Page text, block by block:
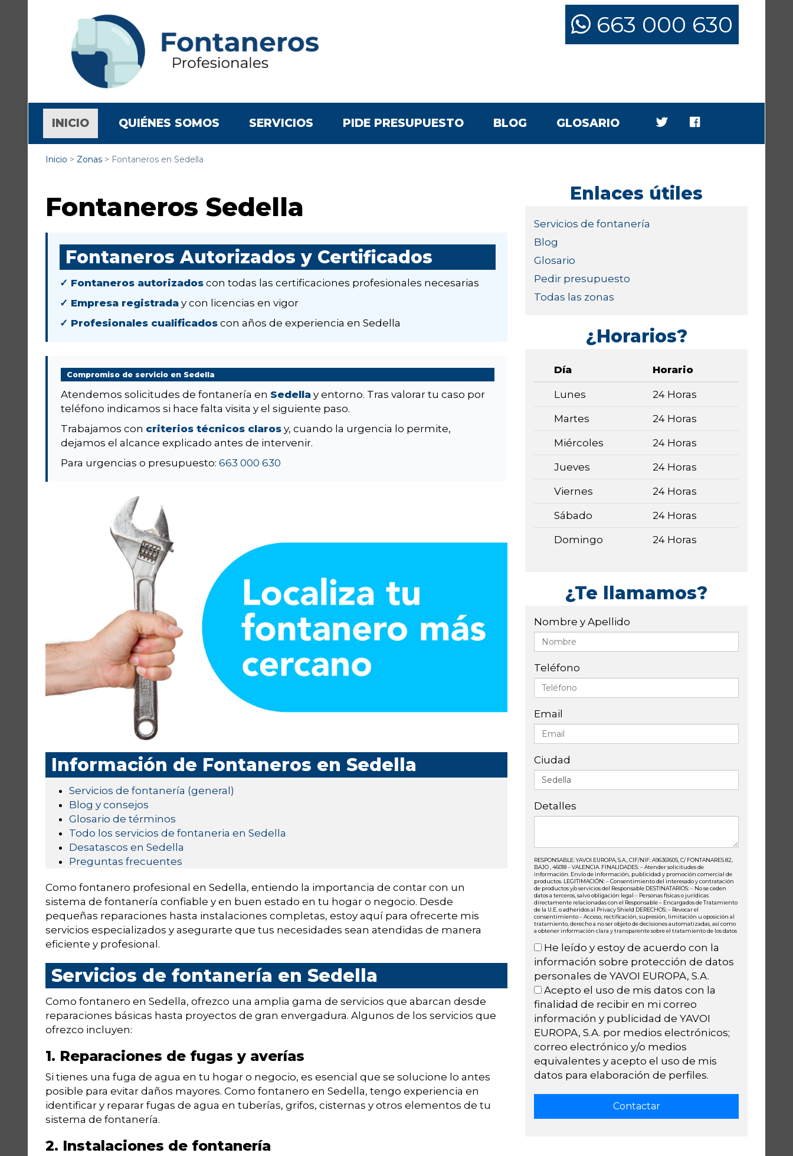
663 000 630
INICIO(CURRENT)
QUIÉNES SOMOS SERVICIOS PIDE PRESUPUESTO BLOG GLOSARIO
Inicio > Zonas > Fontaneros en Sedella
Fontaneros Sedella
Fontaneros Autorizados y Certificados
✓ Fontaneros autorizados con todas las certificaciones profesionales necesarias
✓ Empresa registrada y con licencias en vigor
✓ Profesionales cualificados con años de experiencia en Sedella
Compromiso de servicio en Sedella
Atendemos solicitudes de fontanería en Sedella y entorno. Tras valorar tu caso por
teléfono indicamos si hace falta visita y el siguiente paso.
Trabajamos con criterios técnicos claros y, cuando la urgencia lo permite,
dejamos el alcance explicado antes de intervenir.
Para urgencias o presupuesto: 663 000 630
Información de Fontaneros en Sedella
Servicios de fontanería (general)
Blog y consejos
Glosario de términos
Todo los servicios de fontaneria en Sedella
Desatascos en Sedella
Preguntas frecuentes
Como fontanero profesional en Sedella, entiendo la importancia de contar con un
sistema de fontanería confiable y en buen estado en tu hogar o negocio. Desde
pequeñas reparaciones hasta instalaciones completas, estoy aquí para ofrecerte mis
servicios especializados y asegurarte que tus necesidades sean atendidas de manera
eficiente y profesional.
Servicios de fontanería en Sedella
Como fontanero en Sedella, ofrezco una amplia gama de servicios que abarcan desde
reparaciones básicas hasta proyectos de gran envergadura. Algunos de los servicios que
ofrezco incluyen:
1. Reparaciones de fugas y averías
Si tienes una fuga de agua en tu hogar o negocio, es esencial que se solucione lo antes
posible para evitar daños mayores. Como fontanero en Sedella, tengo experiencia en
identificar y reparar fugas de agua en tuberías, grifos, cisternas y otros elementos de tu
sistema de fontanería.
2. Instalaciones de fontanería
Enlaces útiles
Servicios de fontanería
Blog
Glosario
Pedir presupuesto
Todas las zonas
¿Horarios?
Día Horario
Lunes 24 Horas
Martes 24 Horas
Miércoles 24 Horas
Jueves 24 Horas
Viernes 24 Horas
Sábado 24 Horas
Domingo 24 Horas
¿Te llamamos?
Nombre y Apellido
Teléfono
Email
Ciudad
Detalles
RESPONSABLE: YAVOI EUROPA, S.A., CIF/NIF: A96361605, C/ FONTANARES 82,
BAJO , 46018 – VALENCIA. FINALIDADES: – Atender solicitudes de
información. Envío de información, publicidad y promoción comercial de
productos. LEGITIMACIÓN: – Consentimiento del interesado y contratación
de productos y/o servicios del Responsable DESTINATARIOS: – No se ceden
datos a terceros, salvo obligación legal – Personas físicas o jurídicas
directamente relacionadas con el Responsable – Encargados de Tratamiento
de la U.E. o adheridos al Privacy Shield DERECHOS: – Revocar el
consentimiento – Acceso, rectificación, supresión, limitación u oposición al
tratamiento, derecho a no ser objeto de decisiones automatizadas, así como
a obtener información clara y transparente sobre el tratamiento de los datos
He leído y estoy de acuerdo con la
información sobre protección de datos
personales de YAVOI EUROPA, S.A.
Acepto el uso de mis datos con la
finalidad de recibir en mi correo
información y publicidad de YAVOI
EUROPA, S.A. por medios electrónicos;
correo electrónico y/o medios
equivalentes y acepto el uso de mis
datos para elaboración de perfiles.